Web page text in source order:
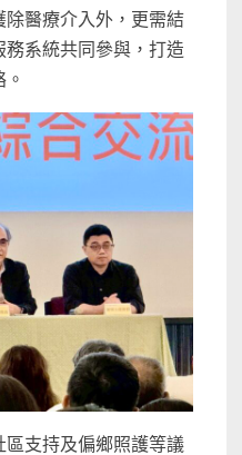
醫療介入外，更需結
系統共同參與，打造
支持及偏鄉照護等議